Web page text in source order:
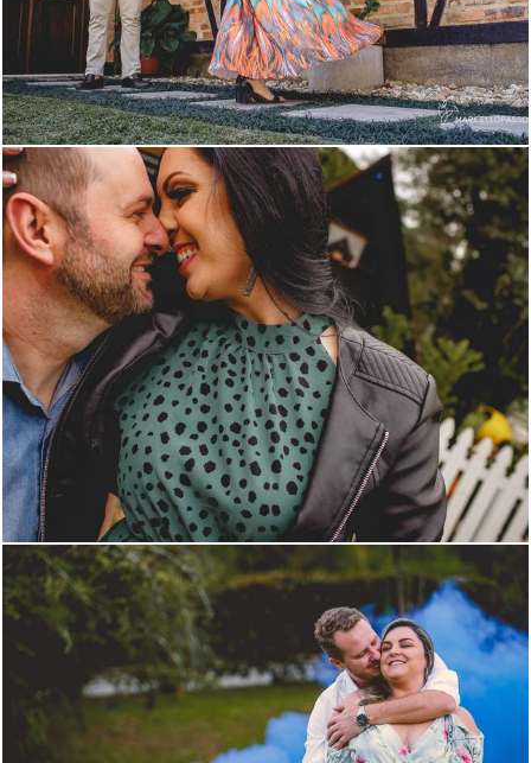
627 2
824 0